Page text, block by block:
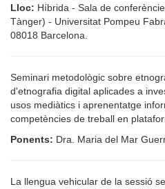
Lloc: Híbrida - Sala de
Tànger) - Universitat Pompeu
08018 Barcelona.
Seminari metodològic sobre
d'etnografia digital aplicades a
usos mediàtics i aprenentatge
competències de treball en
Ponents: Dra. Maria del Mar
La llengua vehicular de la sessió